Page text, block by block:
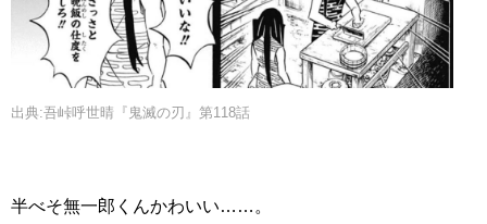
出典:吾峠呼世晴『鬼滅の刃』第118話
半べそ無一郎くんかわいい……。